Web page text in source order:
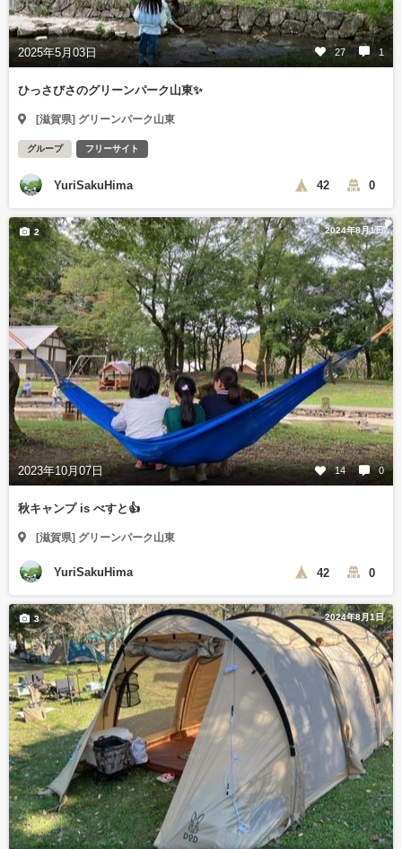
2025年5月03日 27 1
ひっさびさのグリーンパーク山東✨
[滋賀県] グリーンパーク山東
グループ フリーサイト
YuriSakuHima 42 0
2024年8月1日
2023年10月07日 14 0
2
秋キャンプ is べすと👍
[滋賀県] グリーンパーク山東
YuriSakuHima 42 0
2024年8月1日
3